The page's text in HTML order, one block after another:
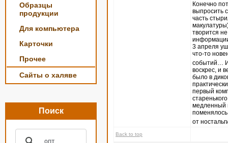
Образцы
продукции
Для компьютера
Карточки
Прочее
Сайты о халяве
Поиск
Конечно
выпросить
часть
творится
3 апреля
что-то
событий… И
воскрес, и
было в
первый
медленный
от
Back to top